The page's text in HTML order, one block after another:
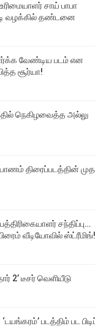
சாய் பாபா
வழக்கில் தண்டனை
வேண்டிய படம் என
சூர்யா!
நெகிழவைத்த அல்லு
திரைப்படத்தின்
சந்திப்பு…
வீடியோவில் ஸ்ட்ரீமிங்!
2’ டீசர் வெளியீடு
படத்திம் பட